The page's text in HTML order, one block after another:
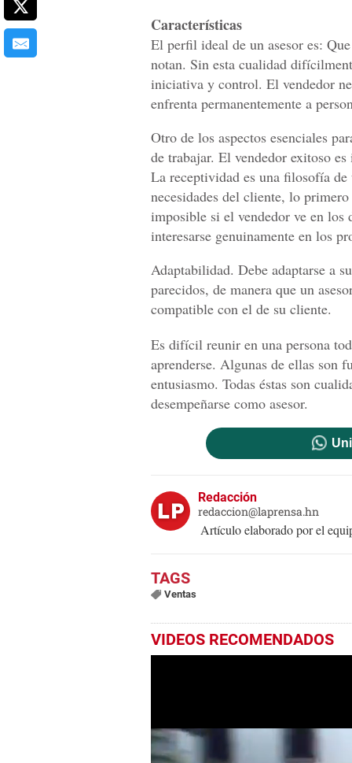
Características
El perfil ideal de un asesor es:
notan. Sin esta cualidad
iniciativa y control. El vendedor
enfrenta permanentemente a
Otro de los aspectos esenciales
de trabajar. El vendedor exitoso es
La receptividad es una filosofía de
necesidades del cliente, lo
imposible si el vendedor ve en los
interesarse genuinamente en los
Adaptabilidad. Debe adaptarse a
parecidos, de manera que un
compatible con el de su cliente.
Es difícil reunir en una persona
aprenderse. Algunas de ellas son
entusiasmo. Todas éstas son
desempeñarse como asesor.
Redacción
redaccion@laprensa.hn
Artículo elaborado por el
Ventas
VIDEOS RECOMENDADOS